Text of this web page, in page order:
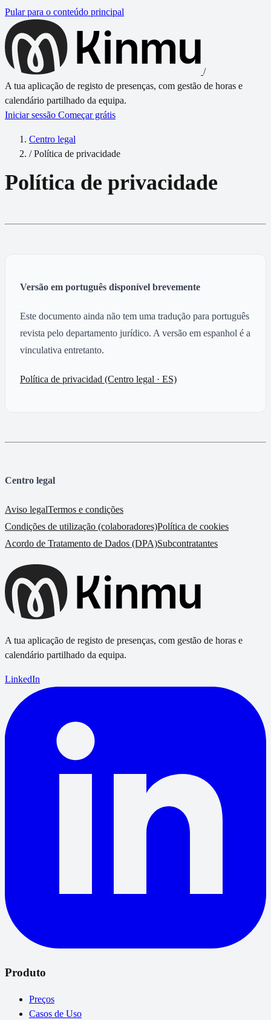
Pular para o conteúdo principal
/
A tua aplicação de registo de presenças, com gestão de horas e
calendário partilhado da equipa.
Iniciar sessão Começar grátis
Centro legal
/ Política de privacidade
Política de privacidade
Versão em português disponível brevemente
Este documento ainda não tem uma tradução para português
revista pelo departamento jurídico. A versão em espanhol é a
vinculativa entretanto.
Política de privacidad (Centro legal · ES)
Centro legal
Aviso legalTermos e condições
Condições de utilização (colaboradores)Política de cookies
Acordo de Tratamento de Dados (DPA)Subcontratantes
A tua aplicação de registo de presenças, com gestão de horas e
calendário partilhado da equipa.
LinkedIn
Produto
Preços
Casos de Uso